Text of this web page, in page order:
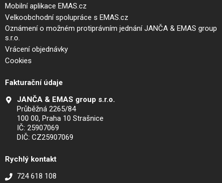
Mobilní aplikace EMAS.cz
Velkoobchodní spolupráce s EMAS.cz
Oznámení o možném protiprávním jednání JANČA & EMAS group
s.r.o.
Vrácení objednávky
Cookies
Fakturační údaje
JANČA & EMAS group s.r.o.
Průběžná 2265/84
100 00, Praha 10 Strašnice
IČ: 25907069
DIČ: CZ25907069
Rychlý kontakt
724 618 108